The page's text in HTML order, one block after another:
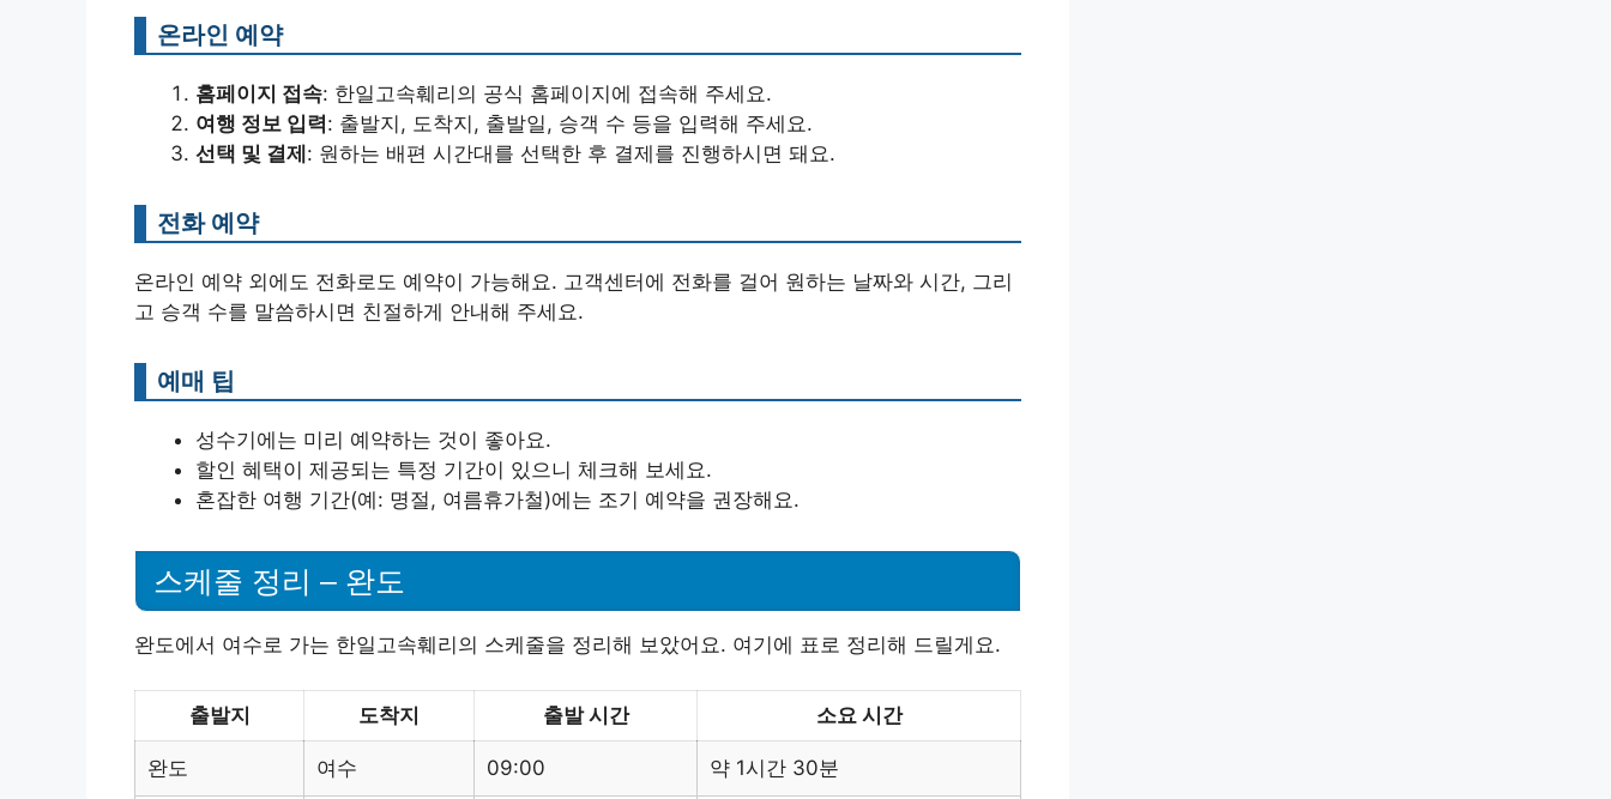
온라인 예약
홈페이지 접속: 한일고속훼리의 공식 홈페이지에 접속해 주세요.
여행 정보 입력: 출발지, 도착지, 출발일, 승객 수 등을 입력해 주세요.
선택 및 결제: 원하는 배편 시간대를 선택한 후 결제를 진행하시면 돼요.
전화 예약
온라인 예약 외에도 전화로도 예약이 가능해요. 고객센터에 전화를 걸어 원하는 날짜와 시간, 그리
고 승객 수를 말씀하시면 친절하게 안내해 주세요.
예매 팁
성수기에는 미리 예약하는 것이 좋아요.
할인 혜택이 제공되는 특정 기간이 있으니 체크해 보세요.
혼잡한 여행 기간(예: 명절, 여름휴가철)에는 조기 예약을 권장해요.
스케줄 정리 – 완도
완도에서 여수로 가는 한일고속훼리의 스케줄을 정리해 보았어요. 여기에 표로 정리해 드릴게요.
출발지 도착지 출발 시간 소요 시간
완도 여수 09:00 약 1시간 30분